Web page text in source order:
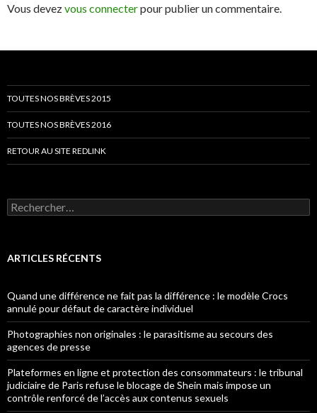
Vous devezvous connecterpour publier un commentaire.
TOUTES NOS BRÈVES 2015
TOUTES NOS BRÈVES 2016
RETOUR AU SITE REDLINK
Rechercher :
ARTICLES RÉCENTS
Quand une différence ne fait pas la différence : le modèle Crocs
annulé pour défaut de caractère individuel
Photographies non originales : le parasitisme au secours des
agences de presse
Plateformes en ligne et protection des consommateurs : le tribunal
judiciaire de Paris refuse le blocage de Shein mais impose un
contrôle renforcé de l’accès aux contenus sexuels